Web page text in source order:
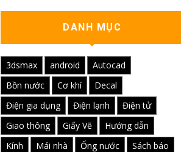
DANH MỤC
3dsmax android
Autocad
Bồn nước
Cơ khí
Decal
Điện gia dụng
Điện lạnh
Điện tử
Giao thông
Giấy Vẽ
Hướng dẫn
Kính
Mái nhà Ống nước
Sách báo